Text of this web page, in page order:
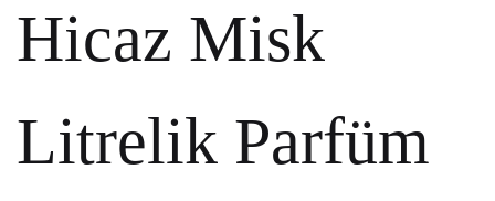
Hicaz Misk
Litrelik Parfüm